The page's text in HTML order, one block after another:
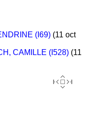
(I69) (11 oct
CAMILLE (I528) (11